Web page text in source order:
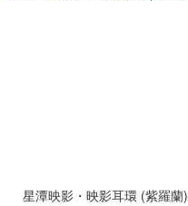
星潭映影・映影耳環 (紫羅蘭)